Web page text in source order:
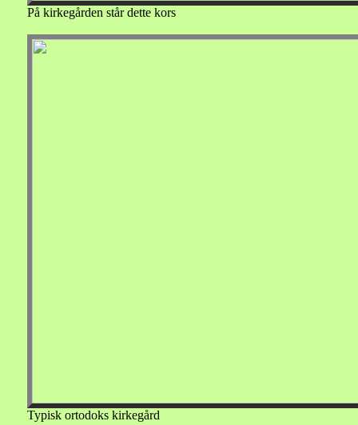
På kirkegården står dette kors
Typisk ortodoks kirkegård